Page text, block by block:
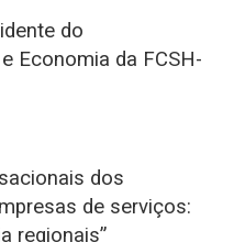
do
Economia da FCSH-
dos
de serviços:
regionais”